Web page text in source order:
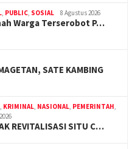
PUBLIC SOSIAL 8 Agustus 2026
Warga Terserobot P…
SATE KAMBING
KRIMINAL NASIONAL PEMERINTAH
REVITALISASI SITU C…